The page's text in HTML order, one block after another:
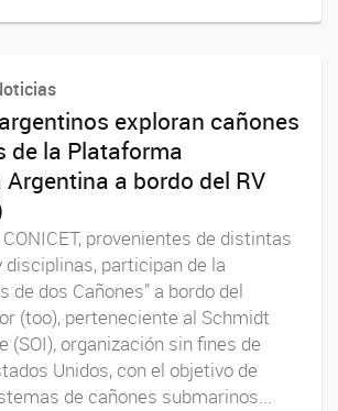
exploran cañones
de la Plataforma
a bordo del RV
provenientes de distintas
participan de la
de dos Cañones” a bordo del
(too), perteneciente al Schmidt
(SOI), organización sin fines de
Unidos, con el objetivo de
de cañones submarinos...